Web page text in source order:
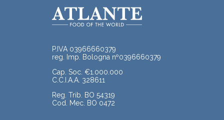
P.IVA 03966660379
reg. Imp. Bologna nº0396660379
Cap. Soc. €1.000.000
C.C.I.A.A. 328611
Reg. Trib. BO 54319
Cod. Mec. BO 0472